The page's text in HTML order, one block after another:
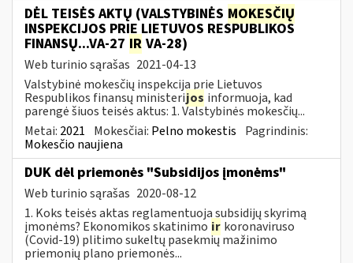
DĖL TEISĖS AKTŲ (VALSTYBINĖS MOKESČIŲ
INSPEKCIJOS PRIE LIETUVOS RESPUBLIKOS
FINANSŲ...VA-27 IR VA-28)
Web turinio sąrašas 2021-04-13
Valstybinė mokesčių inspekcija prie Lietuvos
Respublikos finansų ministerijos informuoja, kad
parengė šiuos teisės aktus: 1. Valstybinės mokesčių...
Metai: 2021 Mokesčiai: Pelno mokestis Pagrindinis:
Mokesčio naujiena
DUK dėl priemonės "Subsidijos įmonėms"
Web turinio sąrašas 2020-08-12
1. Koks teisės aktas reglamentuoja subsidijų skyrimą
įmonėms? Ekonomikos skatinimo ir koronaviruso
(Covid-19) plitimo sukeltų pasekmių mažinimo
priemonių plano priemonės...